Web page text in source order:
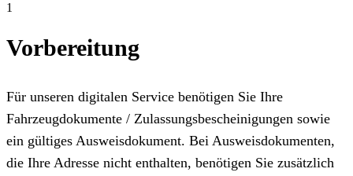
1
Vorbereitung
Für unseren digitalen Service benötigen Sie Ihre
Fahrzeugdokumente / Zulassungsbescheinigungen sowie
ein gültiges Ausweisdokument. Bei Ausweisdokumenten,
die Ihre Adresse nicht enthalten, benötigen Sie zusätzlich